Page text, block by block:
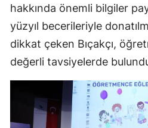
hakkında önemli bilgiler
yüzyıl becerileriyle
dikkat çeken Bıçakçı,
değerli tavsiyelerde